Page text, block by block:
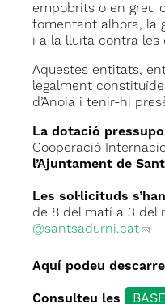
empobrits o en greu
fomentant alhora, la
i a la lluita contra les
Aquestes entitats,
legalment
d’Anoia i tenir-hi
La dotació
Cooperació
l’Ajuntament de
Les sol·licituds
de 8 del matí a 3 del
@santsadurni.cat
Aquí podeu
Consulteu les